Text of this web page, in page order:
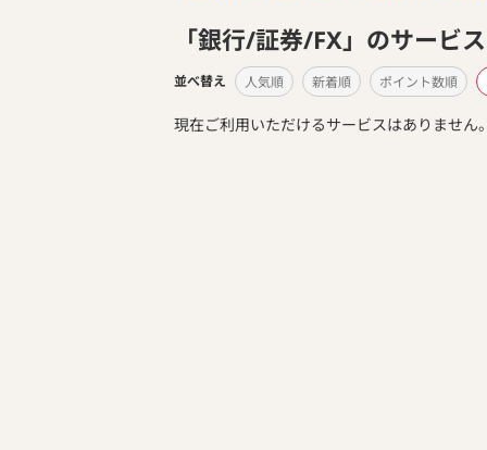
「銀行/証券/FX」のサービ
並べ替え 人気順 新着順 ポイント数順
現在ご利用いただけるサービスはありません